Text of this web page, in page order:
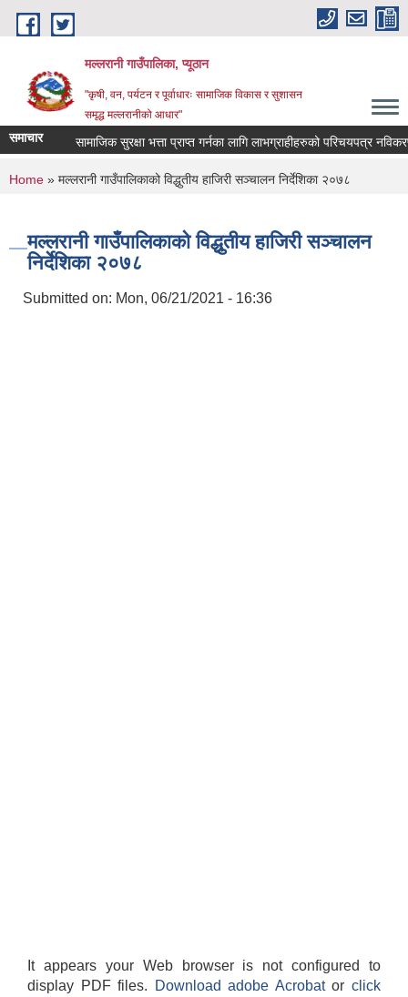
Skip to main content
मल्लरानी गाउँपालिका, प्यूठान
"कृषी, वन, पर्यटन र पूर्वाधारः सामाजिक विकास र सुशासन
समृद्ध मल्लरानीको आधार"
समाचार सामाजिक सुरक्षा भत्ता प्राप्त गर्नका लागि लाभग्राहीहरुको परिचयपत्र नविकरण
You are here
Home » मल्लरानी गाउँपालिकाको विद्धुतीय हाजिरी सञ्चालन निर्देशिका २०७८
मल्लरानी गाउँपालिकाको विद्धुतीय हाजिरी सञ्चालन
निर्देशिका २०७८
Submitted on: Mon, 06/21/2021 - 16:36
It appears your Web browser is not configured to
display PDF files.
Download adobe Acrobatorclick